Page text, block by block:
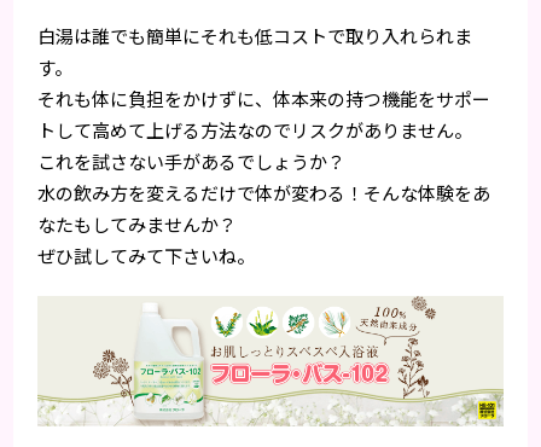
白湯は誰でも簡単にそれも低コストで取り入れられま
す。
それも体に負担をかけずに、体本来の持つ機能をサポー
トして高めて上げる方法なのでリスクがありません。
これを試さない手があるでしょうか？
水の飲み方を変えるだけで体が変わる！そんな体験をあ
なたもしてみませんか？
ぜひ試してみて下さいね。